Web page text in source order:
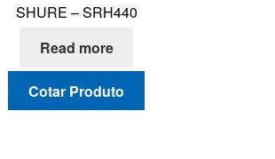
SHURE – SRH440
Read more
Cotar Produto